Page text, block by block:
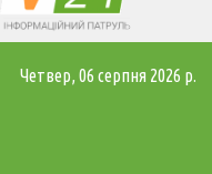
Четвер, 06 серпня 2026 р.